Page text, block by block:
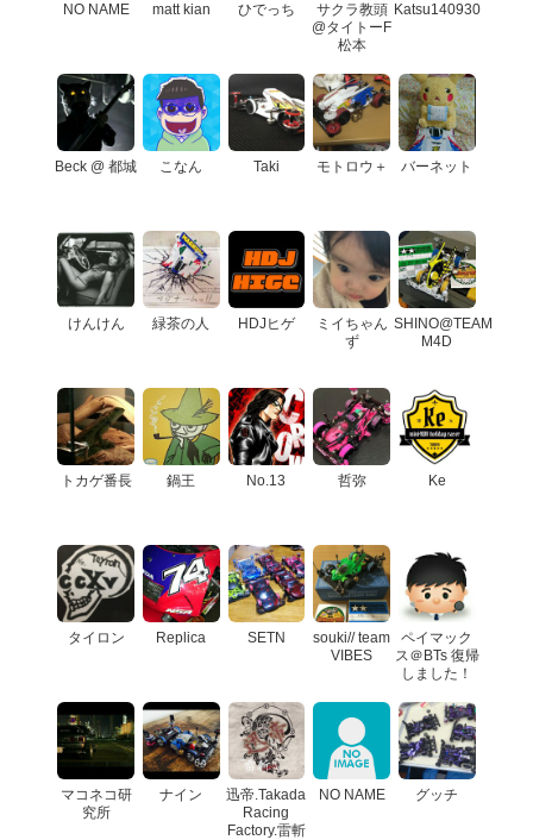
NO NAME matt kian ひでっち
サクラ教頭
@タイトーF
松本
Katsu140930
Beck @ 都城 こなん Taki モトロウ＋ バーネット
けんけん 緑茶の人 HDJヒゲ
ミイちゃん
ず
SHINO@TEAM
M4D
トカゲ番長 鍋王 No.13 哲弥 Ke
タイロン Replica SETN
souki// team
VIBES
ペイマック
ス＠BTs 復帰
しました！
マコネコ研
究所
ナイン
迅帝.Takada
Racing
Factory.雷斬
NO NAME グッチ